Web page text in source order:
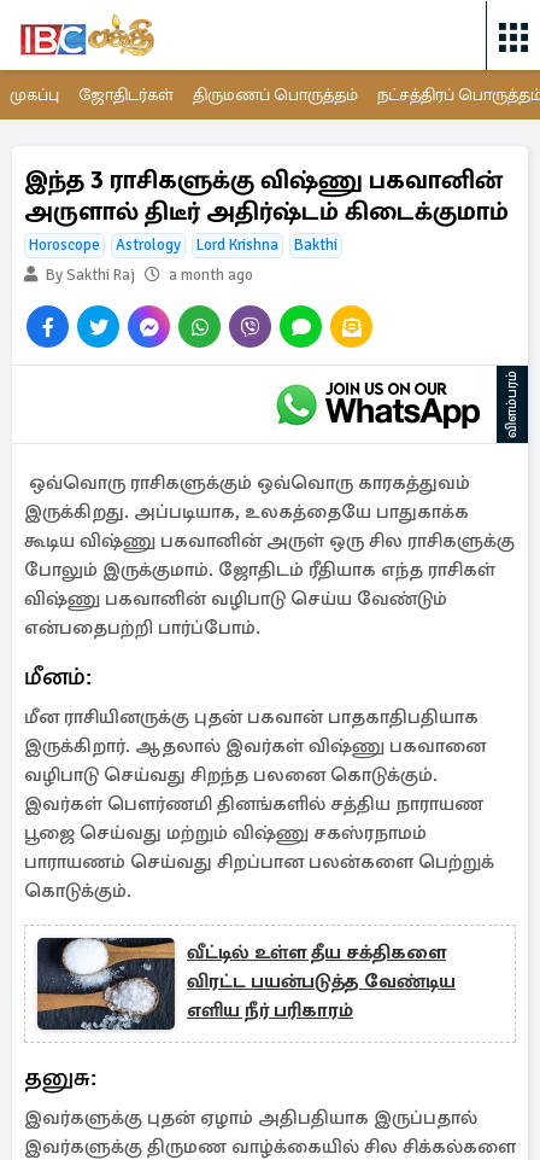
முகப்பு ஜோதிடர்கள் திருமணப் பொருத்தம் நட்சத்திரப்
இந்த 3 ராசிகளுக்கு விஷ்ணு பகவானின்
அருளால் திடீர் அதிர்ஷ்டம் கிடைக்குமாம்
Horoscope Astrology Lord Krishna
Bakthi
By Sakthi Raj
a month ago
விளம்பரம்
ஒவ்வொரு ராசிகளுக்கும் ஒவ்வொரு காரகத்துவம்
இருக்கிறது. அப்படியாக, உலகத்தையே பாதுகாக்க
கூடிய விஷ்ணு பகவானின் அருள் ஒரு சில ராசிகளுக்கு
போலும் இருக்குமாம். ஜோதிடம் ரீதியாக எந்த ராசிகள்
விஷ்ணு பகவானின் வழிபாடு செய்ய வேண்டும்
என்பதைபற்றி பார்ப்போம்.
மீனம்:
மீன ராசியினருக்கு புதன் பகவான் பாதகாதிபதியாக
இருக்கிறார். ஆதலால் இவர்கள் விஷ்ணு பகவானை
வழிபாடு செய்வது சிறந்த பலனை கொடுக்கும்.
இவர்கள் பௌர்ணமி தினங்களில் சத்திய நாராயண
பூஜை செய்வது மற்றும் விஷ்ணு சகஸ்ரநாமம்
பாராயணம் செய்வது சிறப்பான பலன்களை பெற்றுக்
கொடுக்கும்.
வீட்டில் உள்ள தீய சக்திகளை
விரட்ட பயன்படுத்த வேண்டிய
எளிய நீர் பரிகாரம்
தனுசு:
இவர்களுக்கு புதன் ஏழாம் அதிபதியாக இருப்பதால்
இவர்களுக்கு திருமண வாழ்க்கையில் சில சிக்கல்களை